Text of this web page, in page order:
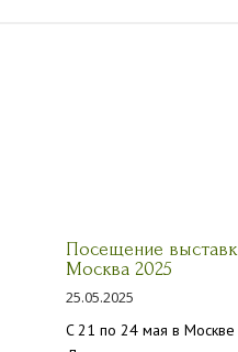
Посещение
Москва 2025
25.05.2025
C 21 по 24 мая в Москве